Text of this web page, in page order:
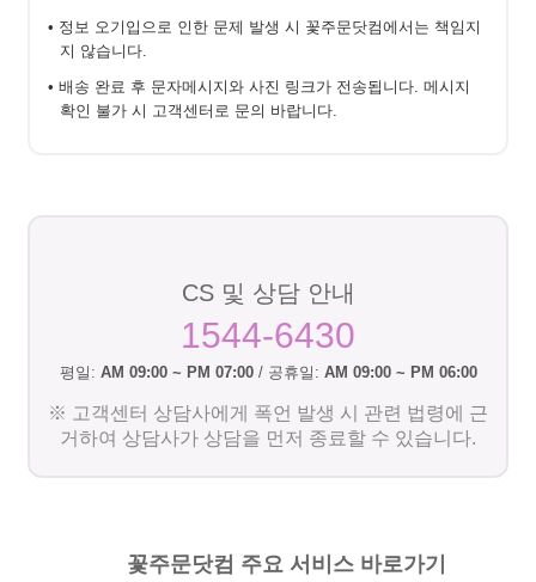
• 정보 오기입으로 인한 문제 발생 시 꽃주문닷컴에서는 책임지
지 않습니다.
• 배송 완료 후 문자메시지와 사진 링크가 전송됩니다. 메시지
확인 불가 시 고객센터로 문의 바랍니다.
CS 및 상담 안내
1544-6430
평일: AM 09:00 ~ PM 07:00 / 공휴일: AM 09:00 ~ PM 06:00
※ 고객센터 상담사에게 폭언 발생 시 관련 법령에 근
거하여 상담사가 상담을 먼저 종료할 수 있습니다.
꽃주문닷컴 주요 서비스 바로가기